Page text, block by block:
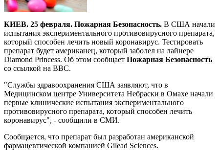
КИЕВ. 25 февраля. Пожарная Безопасность. В США начали
испытания экспериментального противовирусного препарата,
который способен лечить новый коронавирус. Тестировать
препарат будет американец, который заболел на лайнере
Diamond Princess. Об этом сообщает Пожарная Безопасность
со ссылкой на BBC.
"Службы здравоохранения США заявляют, что в
Медицинском центре Университета Небраски в Омахе начали
первые клинические испытания экспериментального
противовирусного препарата, который способен лечить
коронавирус", - сообщили в СМИ.
Сообщается, что препарат был разработан американской
фармацевтической компанией Gilead Sciences.